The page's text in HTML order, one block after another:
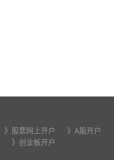
》股票网上开户
》A股开户
》创业板开户